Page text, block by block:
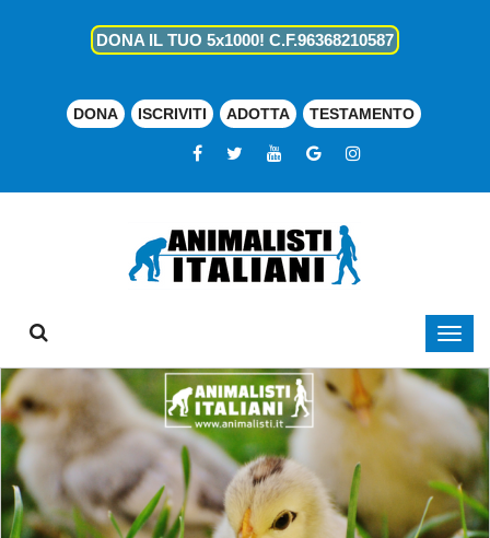
DONA IL TUO 5x1000! C.F.96368210587
DONA ISCRIVITI ADOTTA TESTAMENTO